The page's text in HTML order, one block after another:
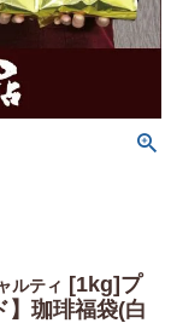
ティ [1kg]プ
】珈琲福袋(白